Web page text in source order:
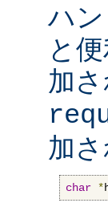
ハ
と
加
加
char *